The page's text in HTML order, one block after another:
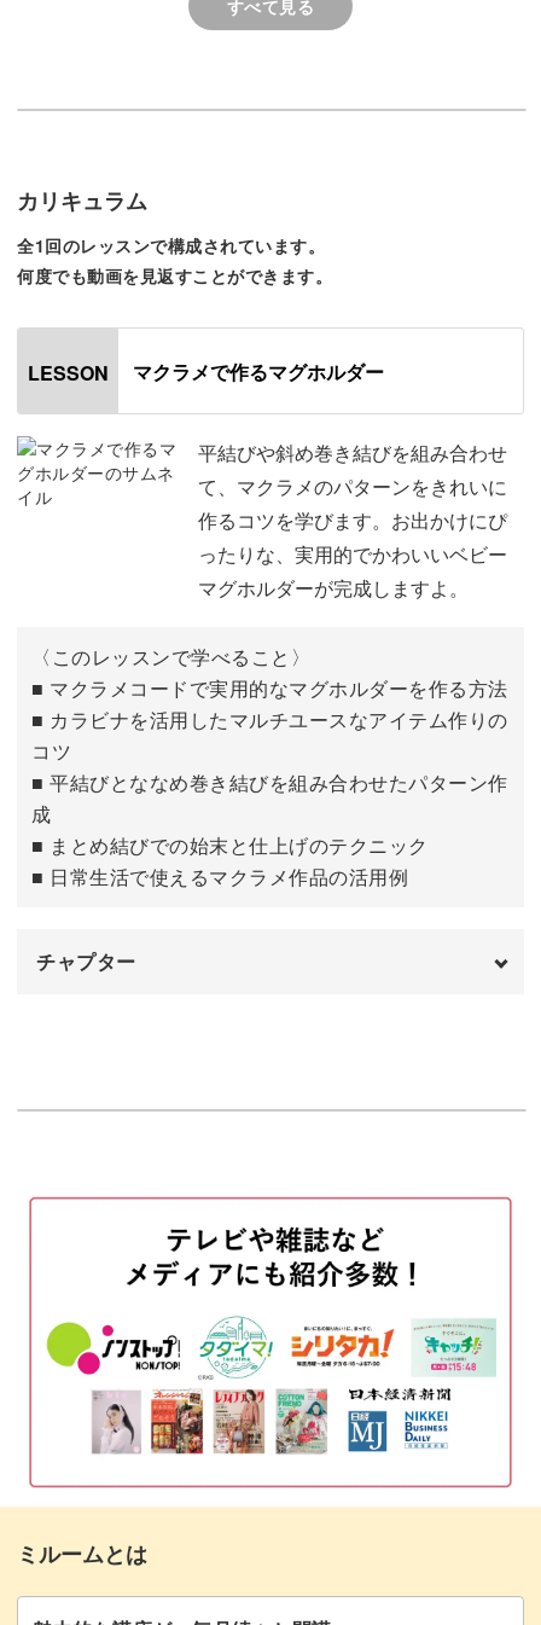
小さいお子様とのお出かけに欠かせないベビーマグ。
赤ちゃんが持ちやすいようになっているものの、お出かけ
時には「どうやって持ち歩こう？」と悩むアイテムでもあ
ります。
今回作るマグホルダーは、輪っかを持ち手に通すだけの簡
単仕様◎
かばんにつけたりベビーカーにつけたりできるので、持ち
運びがぐんとラクになりますよ。
市販のホルダーは子ども向けのデザインが多いですが、マ
クラメで大人っぽい雰囲気に。
ツヤのあるコードなので上品さと優しい雰囲気を両立して
おり、赤ちゃんとのお出かけがぐっとおしゃれになります
この講座で学べるのは、マクラメのパターン作り。
パターンを覚えればあとは繰り返しで、無心になれるのも
魅力のひとつ。
ほどよい隙間が軽やかで、結んでいくほど美しいデザイン
に癒やされますよ♪
結ぶ順番や回数を変えてみると、オリジナルの模様も作れ
すべて見る
カリキュラム
全1回のレッスンで構成されています。
何度でも動画を見返すことができます。
LESSON マクラメで作るマグホルダー
平結びや斜め巻き結びを組み合わせ
て、マクラメのパターンをきれいに
作るコツを学びます。お出かけにぴ
ったりな、実用的でかわいいベビー
マグホルダーが完成しますよ。
〈このレッスンで学べること〉
■ マクラメコードで実用的なマグホルダーを作る方法
■ カラビナを活用したマルチユースなアイテム作りの
コツ
■ 平結びとななめ巻き結びを組み合わせたパターン作
成
■ まとめ結びでの始末と仕上げのテクニック
■ 日常生活で使えるマクラメ作品の活用例
チャプター
平結びをする
ななめ巻き結びをする
平結びをする 12:33
パターンを繰り返し結ぶ
カラビナをつけてまとめ結びをする
完成♪ 22:57
ミルームとは